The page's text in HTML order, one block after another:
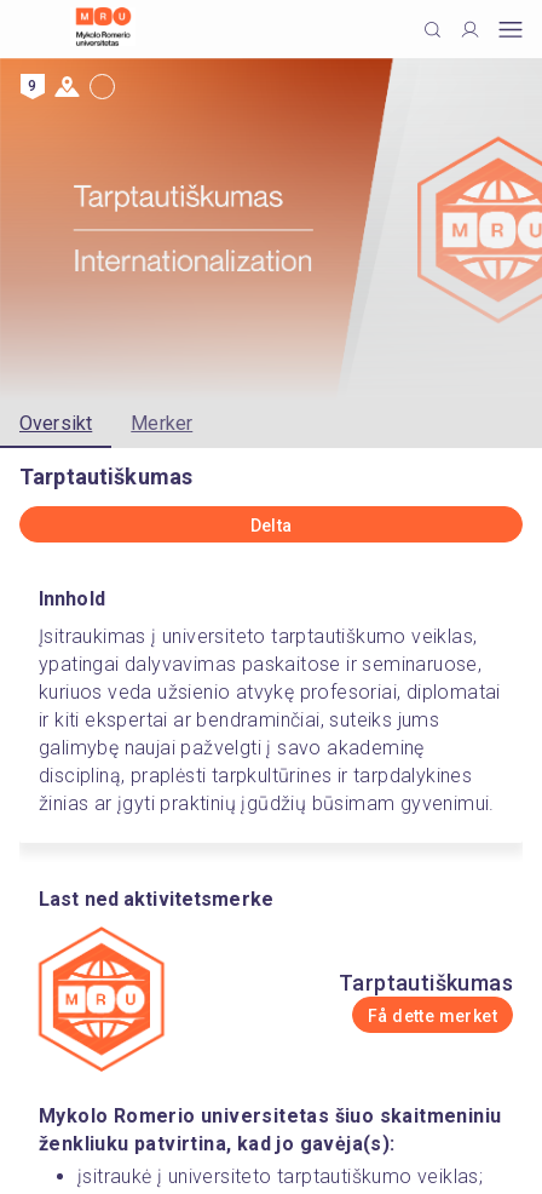
9
Oversikt Merker
Tarptautiškumas
Delta
Innhold
Įsitraukimas į universiteto tarptautiškumo veiklas,
ypatingai dalyvavimas paskaitose ir seminaruose,
kuriuos veda užsienio atvykę profesoriai, diplomatai
ir kiti ekspertai ar bendraminčiai, suteiks jums
galimybę naujai pažvelgti į savo akademinę
discipliną, praplėsti tarpkultūrines ir tarpdalykines
žinias ar įgyti praktinių įgūdžių būsimam gyvenimui.
Last ned aktivitetsmerke
Tarptautiškumas
Få dette merket
Mykolo Romerio universitetas šiuo skaitmeniniu
ženkliuku patvirtina, kad jo gavėja(s):
įsitraukė į universiteto tarptautiškumo veiklas;